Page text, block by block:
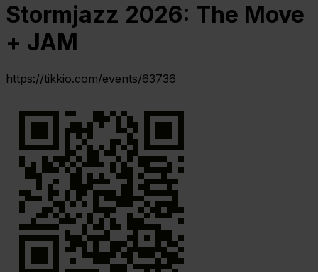
Stormjazz 2026: The Move
+ JAM
https://tikkio.com/events/63736